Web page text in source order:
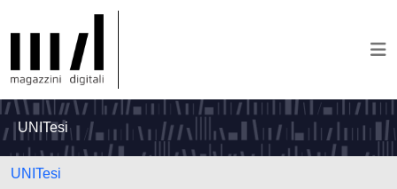
UNITesi
UNITesi